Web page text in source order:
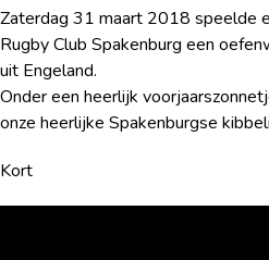
Zaterdag 31 maart 2018 speelde
Rugby Club Spakenburg een
uit Engeland.
Onder een heerlijk
onze heerlijke Spakenburgse
Kort